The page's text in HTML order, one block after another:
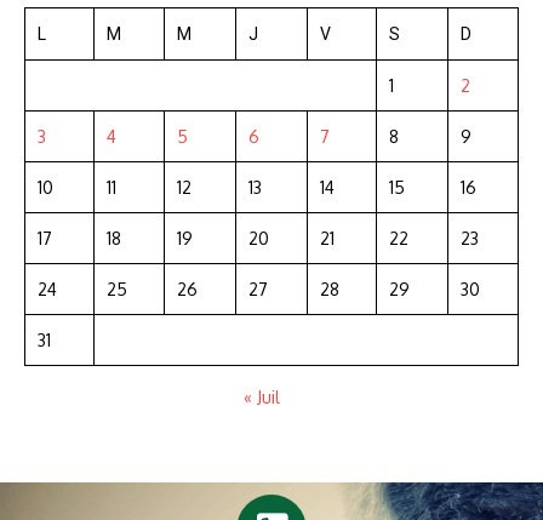
L M M J V S D
1 2
3 4 5 6 7 8 9
10 11 12 13 14 15 16
17 18 19 20 21 22 23
24 25 26 27 28 29 30
31
« Juil